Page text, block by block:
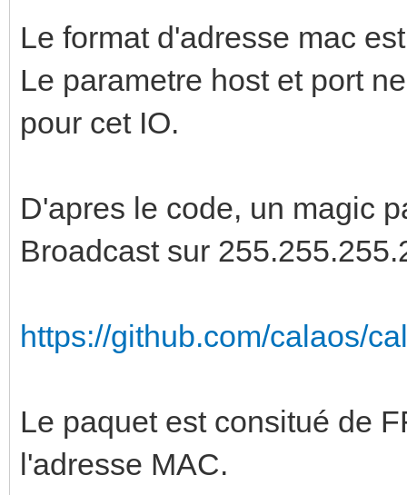
Le format d'adresse mac
Le parametre host et port
pour cet IO.
D'apres le code, un magic
Broadcast sur
https://github.com/calaos/
Le paquet est consitué de
l'adresse MAC.